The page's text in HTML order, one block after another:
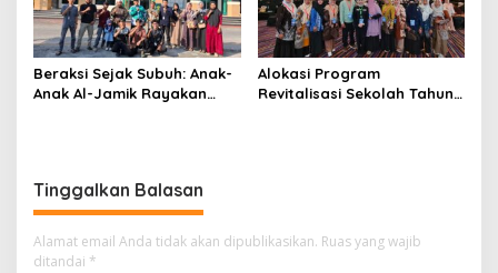
Beraksi Sejak Subuh: Anak-
Anak Al-Jamik Rayakan
Alokasi Program
Revitalisasi Sekolah Tahun
Tinggalkan Balasan
Alamat email Anda tidak akan dipublikasikan. Ruas yang wajib
ditandai *